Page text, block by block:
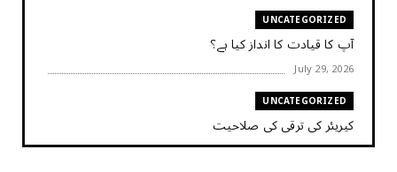
UNCATEGORIZED
آپ کا قیادت کا انداز کیا ہے؟
July 29, 2026
UNCATEGORIZED
کیریئر کی ترقی کی صلاحیت
July 29, 2026